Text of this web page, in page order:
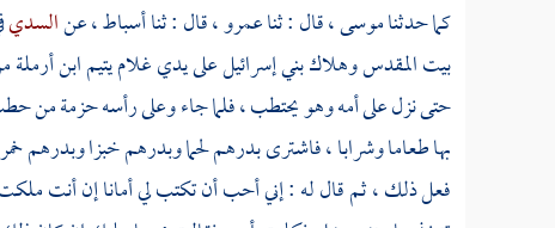
كما حدثناموسى ،قال : ثنا عمرو ، قال : ثناأسباط ،عنالسدي
بيت المقدسوهلاكبني إسرائيلعلى يدي غلام يتيم ابن
حتى نزل على أمه وهو يحتطب ، فلما جاء وعلى رأسه حزمة من
بها طعاما وشرابا ، فاشترى بدرهم لحما وبدرهم خبزا وبدرهم
فعل ذلك ، ثم قال له : إني أحب أن تكتب لي أمانا إن أنت